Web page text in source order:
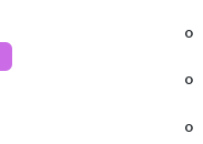
⚬
⚬
⚬